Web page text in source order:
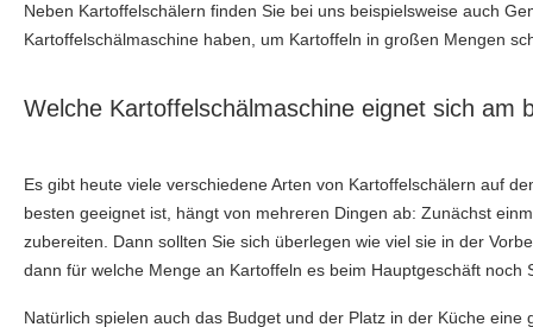
Neben Kartoffelschälern finden Sie bei uns beispielsweise auch
Kartoffelschälmaschine haben, um Kartoffeln in großen Mengen
Welche Kartoffelschälmaschine eignet sich am
Es gibt heute viele verschiedene Arten von Kartoffelschälern auf
besten geeignet ist, hängt von mehreren Dingen ab: Zunächst
zubereiten. Dann sollten Sie sich überlegen wie viel sie in der
dann für welche Menge an Kartoffeln es beim Hauptgeschäft
Natürlich spielen auch das Budget und der Platz in der Küche